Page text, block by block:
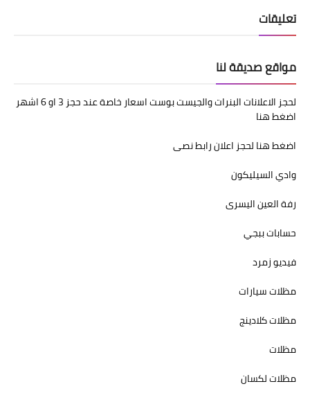
تعليقات
مواقع صديقة لنا
لحجز الاعلانات البنرات والجيست بوست اسعار خاصة عند حجز 3 او 6 اشهر
اضغط هنا
اضغط هنا لحجز اعلان رابط نصى
وادي السيليكون
رفة العين اليسرى
حسابات ببجي
فيديو زمرد
مظلات سيارات
مظلات كلادينج
مظلات
مظلات لكسان